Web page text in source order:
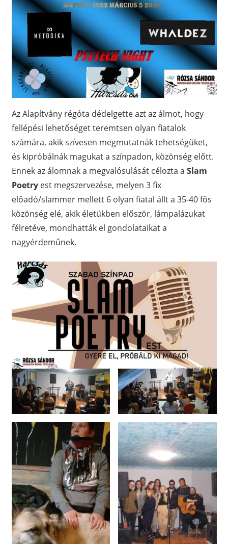
Az Alapítvány régóta dédelgette azt az álmot, hogy
fellépési lehetőséget teremtsen olyan fiatalok
számára, akik szívesen megmutatnák tehetségüket,
és kipróbálnák magukat a színpadon, közönség előtt.
Ennek az álomnak a megvalósulását célozta a Slam
Poetryest megszervezése, melyen 3 fix
előadó/slammer mellett 6 olyan fiatal állt a 35-40 fős
közönség elé, akik életükben először, lámpalázukat
félretéve, mondhatták el gondolataikat a
nagyérdeműnek.